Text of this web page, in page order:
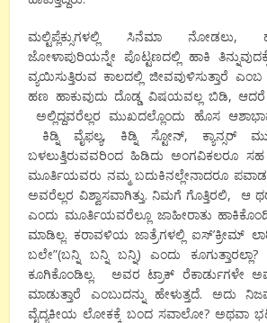
ಮಲ್ಟಿಪ್ಲೆಕ್ಸುಗಳಲ್ಲಿ ಸಿನೆಮಾ ನೋಡಲು,
ಜೋಳಾಪುರಿಯನ್ನೇ ಪೊಟ್ಟಣದಲ್ಲಿ ಹಾಕಿ
ವ್ಯಯಿಸುತ್ತಿರುವ ಕಾಲದಲ್ಲಿ ಜೀವವುಳಿಸುತ್ತಾರೆ
ಹಣ ಹಾಕುವುದು ದೊಡ್ಡ ವಿಷಯವಲ್ಲ ಬಿಡಿ, ಆದರೆ
ಅಲ್ಲಿದ್ದವರೆಲ್ಲರ ಮುಖದಲ್ಲೊಂದು ಹೊಸ
ಕಿಡ್ನಿ ವೈಫಲ್ಯ, ಕಿಡ್ನಿ ಸ್ಟೋನ್, ಕ್ಯಾನ್ಸರ್
ಬಳಲುತ್ತಿರುವವರಿಂದ ಹಿಡಿದು ಅಂಗವಿಕಲರೂ ಸಹ
ಮೂರ್ತಿಯವರು ನಮ್ಮ ಬದುಕಿನಲ್ಲೇನಾದರೂ ಪವಾಡ
ಅವರೆಲ್ಲರ ವಿಶ್ವಾಸವಾಗಿತ್ತು. ನಿಮಗೆ ಗೊತ್ತಿರಲಿ, ಆ
ಎಂದು ಮೂರ್ತಿಯವರೆಲ್ಲೂ ಜಾಹೀರಾತು
ಮಾಡಿಲ್ಲ. ಕರಾವಳಿಯ ಜಾತ್ರೆಗಳಲ್ಲಿ ಐಸ್’ಕ್ರೀಮ್
ಬಲೇ”(ಬನ್ನಿ ಬನ್ನಿ ಬನ್ನಿ) ಎಂದು
ಕೂಗಿಕೊಂಡಿಲ್ಲ. ಅವರ ಟ್ರಾಕ್ ರೆಕಾರ್ಡುಗಳೇ
ಮಾಡುತ್ತಾರೆ ಎಂಬುದನ್ನು ಹೇಳುತ್ತದೆ. ಅದು
ವೈದ್ಯಕೀಯ ಲೋಕಕ್ಕೆ ಬಂದ ಸವಾಲೋ? ಅಥವಾ